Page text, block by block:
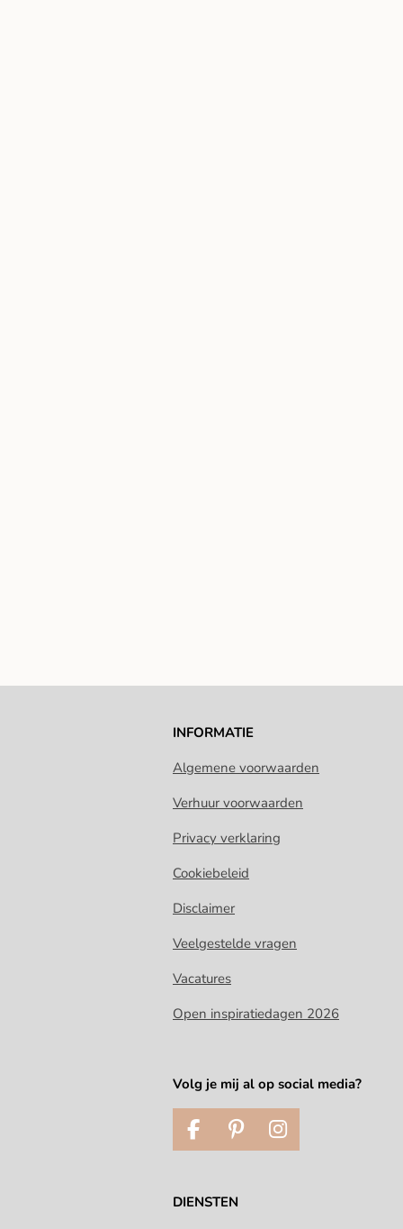
INFORMATIE
Algemene voorwaarden
Verhuur voorwaarden
Privacy verklaring
Cookiebeleid
Disclaimer
Veelgestelde vragen
Vacatures
Open inspiratiedagen 2026
Volg je mij al op social media?
F
a
e
P
i
t
I
n
DIENSTEN